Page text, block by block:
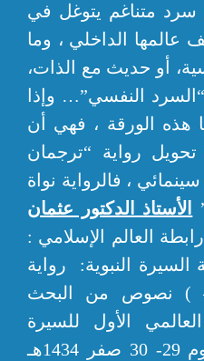
سرد متناغم يتوغل في
عالمها الداخلي ، وما
أو حديث مع الذات،
النفسي”… وإذا
هذه الورقة ، فهي أن
رواية “ترجمان
، فالرواية نواة
الأستاذ الدكتور عثمان
العالم الإسلامي :
النبوية: رواية
– ) نصوص من البحث
الأول للسيرة
النبوية الشريفة الخرطوم 29- 30 صفر 1434هـ